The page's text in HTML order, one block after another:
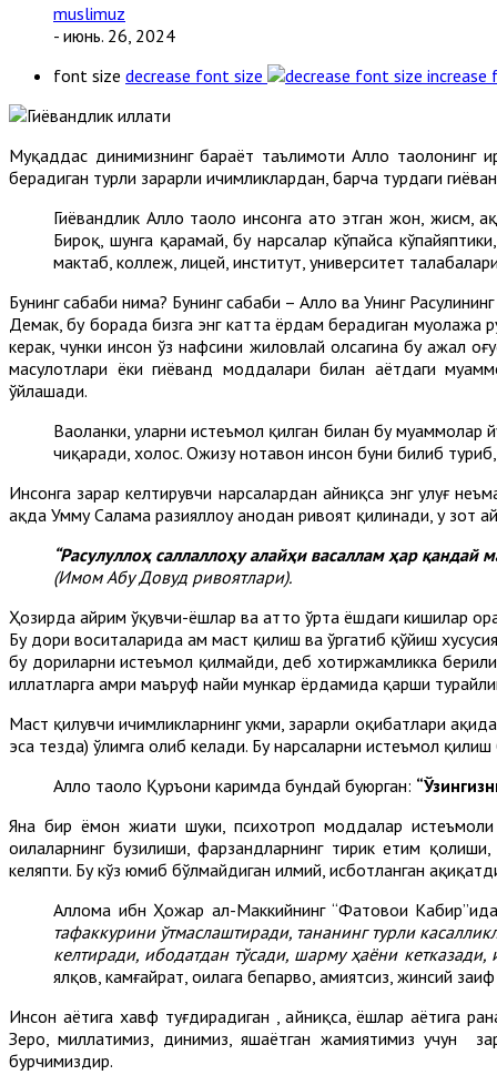
muslimuz
- июнь. 26, 2024
font size decrease font size increase
Муқаддас динимизнинг барҳаёт таълимоти Аллоҳ таолонинг
берадиган турли зарарли ичимликлардан, барча турдаги
Гиёҳвандлик Аллоҳ таолo инсонга ато этган жон, жисм,
Бироқ, шунга қарамай, бу нарсалар кўпайса
мактаб, коллеж, лицей, институт, университет
Бунинг сабаби нима? Бунинг сабаби – Аллоҳ ва Унинг
Демак, бу борада бизга энг катта ёрдам берадиган муолажа
керак, чунки инсон ўз нафсини жиловлай олсагина бу ажал
маҳсулотлари ёки гиёҳванд моддалари билан ҳаётдаги
ўйлашади.
Ваҳоланки, уларни истеъмол қилган билан бу
чиқаради, холос. Ожизу нотавон инсон буни билиб
Инсонга зарар келтирувчи нарсалардан айниқса энг улуғ
ҳақда Умму Салама разияллоҳу анҳодан ривоят қилинади, у зот
“Расулуллоҳ саллаллоҳу алайҳи васаллам ҳар
(Имом Абу Довуд ривоятлари).
Ҳозирда айрим ўқувчи-ёшлар ва ҳатто ўрта ёшдаги кишилар
Бу дори воситаларида ҳам маст қилиш ва ўргатиб қўйиш
бу дориларни истеъмол қилмайди, деб хотиржамликка
иллатларга амри маъруф наҳйи мункар ёрдамида қарши
Маст қилувчи ичимликларнинг ҳукми, зарарли оқибатлари
эса тезда) ўлимга олиб келади. Бу нарсаларни истеъмол
Аллоҳ таоло Қуръони каримда бундай буюрган:
Яна бир ёмон жиҳати шуки, психотроп моддалар
оилаларнинг бузилиши, фарзандларнинг тирик етим
келяпти. Бу кўз юмиб бўлмайдиган илмий, исботланган
Аллома ибн Ҳожар ал-Маккийнинг “Фатовои
тафаккурини ўтмаслаштиради, тананинг турли
келтиради, ибодатдан тўсади, шарму ҳаёни кетказади,
ялқов, камғайрат, оилага бепарво, ҳамиятсиз, жинсий
Инсон ҳаётига хавф туғдирадиган , айниқса, ёшлар ҳаётига
Зеро, миллатимиз, динимиз, яшаётган жамиятимиз учун
бурчимиздир.